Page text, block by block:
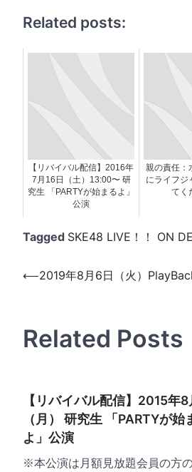
Related posts:
【リバイバル配信】2016年
7月16日（土）13:00〜 研
究生 「PARTYが始まるよ」
公演
親の責任：
にライフジ
てく
Tagged SKE48 LIVE！！ ON
投
ビ
シ
ョ
⟵2019年8月6日（火）
Related Posts
【リバイバル配信】2015年8
（月） 研究生 「PARTYが始
よ」公演
※本公演は月額見放題会員の方